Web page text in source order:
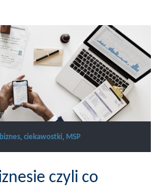
biznes, ciekawostki, MSP
czyli co